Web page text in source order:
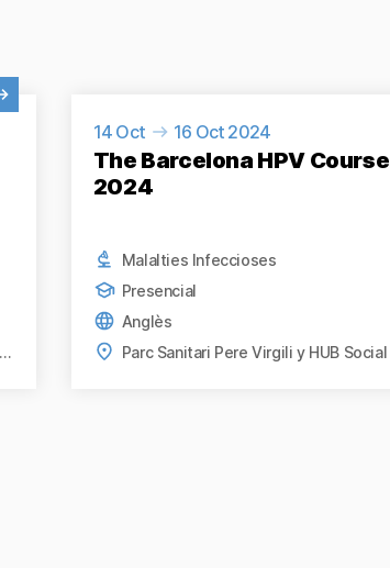
Parc Sanitari Pere Virgili y HUB Social - Fundació Bofill, Barcelona
14 Oct
16 Oct 2024
The Barcelona HPV Course
2024
Malalties Infeccioses
Presencial
Anglès